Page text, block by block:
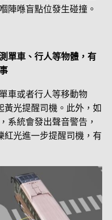
陣喺盲點位發生碰撞。
單車、行人等物體，有
車或者行人等移動物
黃光提醒司機。此外，如
系統會發出聲音警告，
紅光進一步提醒司機，有